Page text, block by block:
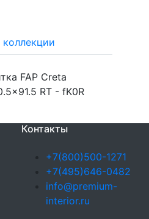
FAP Creta
RT - fK0R
Контакты
+7(800)500-1271
+7(495)646-0482
info@premium-
interior.ru